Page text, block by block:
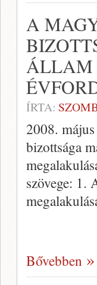
A
ÁLLAM
ÍRTA:
2008.
bizottsága
szövege: 1.
Bővebben